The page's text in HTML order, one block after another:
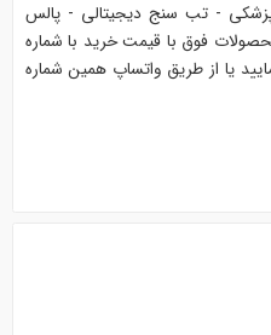
- تب سنج دیجیتالی - پالس
فوق با قیمت خرید با شماره
حاصل فرمایید یا از طریق واتساپ همین شماره